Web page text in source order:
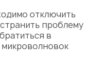
отключить
проблему
в